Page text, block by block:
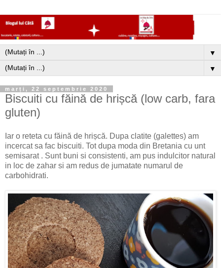
▼
▼
marți, 22 septembrie 2020
Biscuiti cu făină de hrișcă (low carb, fara
gluten)
Iar o reteta cu făină de hrișcă. Dupa clatite (galettes) am
incercat sa fac biscuiti. Tot dupa moda din Bretania cu unt
semisarat . Sunt buni si consistenti, am pus indulcitor natural
in loc de zahar si am redus de jumatate numarul de
carbohidrati.